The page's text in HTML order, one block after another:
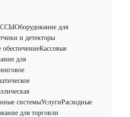
Оборудование для
и детекторы
Кассовые
для
системыУслугиРасходные
для торговли